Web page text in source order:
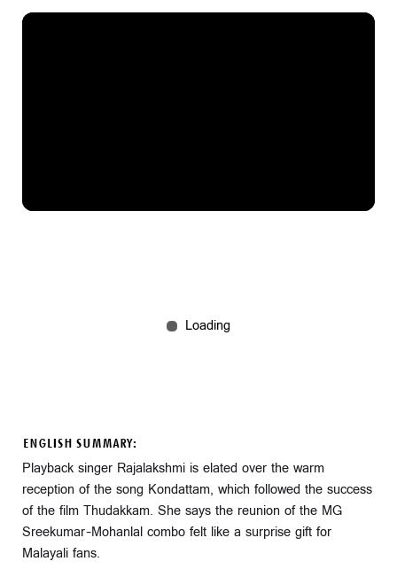
ENGLISH SUMMARY:
Playback singer Rajalakshmi is elated over the warm
reception of the song Kondattam, which followed the success
of the film Thudakkam. She says the reunion of the MG
Sreekumar–Mohanlal combo felt like a surprise gift for
Malayali fans.